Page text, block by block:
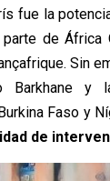
fue la
de África
Sin
Barkhane y
Faso y
de